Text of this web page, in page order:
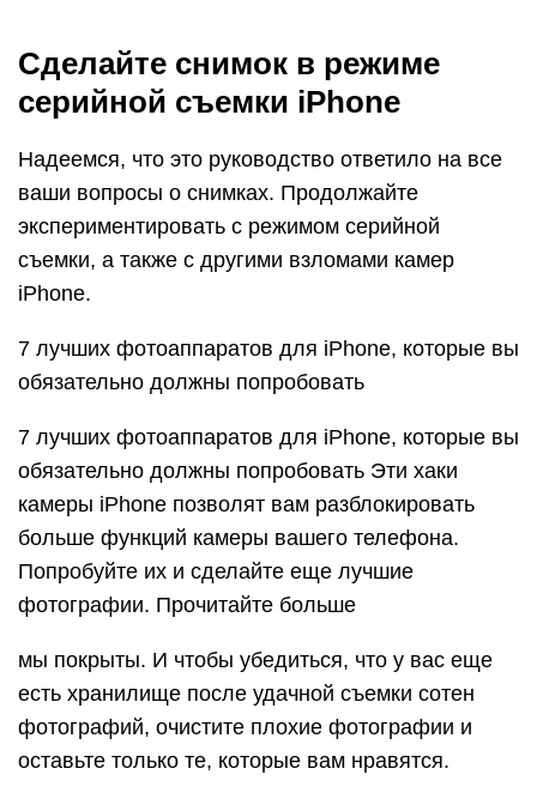
Сделайте снимок в режиме
серийной съемки iPhone
Надеемся, что это руководство ответило на все
ваши вопросы о снимках. Продолжайте
экспериментировать с режимом серийной
съемки, а также с другими взломами камер
iPhone.
7 лучших фотоаппаратов для iPhone, которые вы
обязательно должны попробовать
7 лучших фотоаппаратов для iPhone, которые вы
обязательно должны попробовать Эти хаки
камеры iPhone позволят вам разблокировать
больше функций камеры вашего телефона.
Попробуйте их и сделайте еще лучшие
фотографии. Прочитайте больше
мы покрыты. И чтобы убедиться, что у вас еще
есть хранилище после удачной съемки сотен
фотографий, очистите плохие фотографии и
оставьте только те, которые вам нравятся.